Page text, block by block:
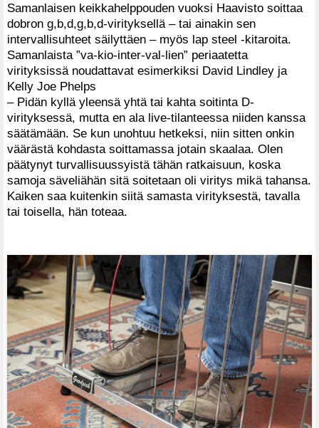
Samanlaisen keikkahelppouden vuoksi Haavisto soittaa
dobron g,b,d,g,b,d-virityksellä – tai ainakin sen
intervallisuhteet säilyttäen – myös lap steel -kitaroita.
Samanlaista ”va-kio-inter-val-lien” periaatetta
virityksissä noudattavat esimerkiksi David Lindley ja
Kelly Joe Phelps
– Pidän kyllä yleensä yhtä tai kahta soitinta D-
virityksessä, mutta en ala live-tilanteessa niiden kanssa
säätämään. Se kun unohtuu hetkeksi, niin sitten onkin
väärästä kohdasta soittamassa jotain skaalaa. Olen
päätynyt turvallisuussyistä tähän ratkaisuun, koska
samoja säveliähän sitä soitetaan oli viritys mikä tahansa.
Kaiken saa kuitenkin siitä samasta virityksestä, tavalla
tai toisella, hän toteaa.